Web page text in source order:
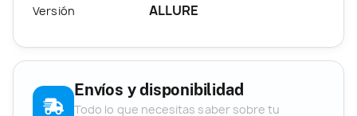
Versión ALLURE
Envíos y disponibilidad
Todo lo que necesitas saber sobre tu